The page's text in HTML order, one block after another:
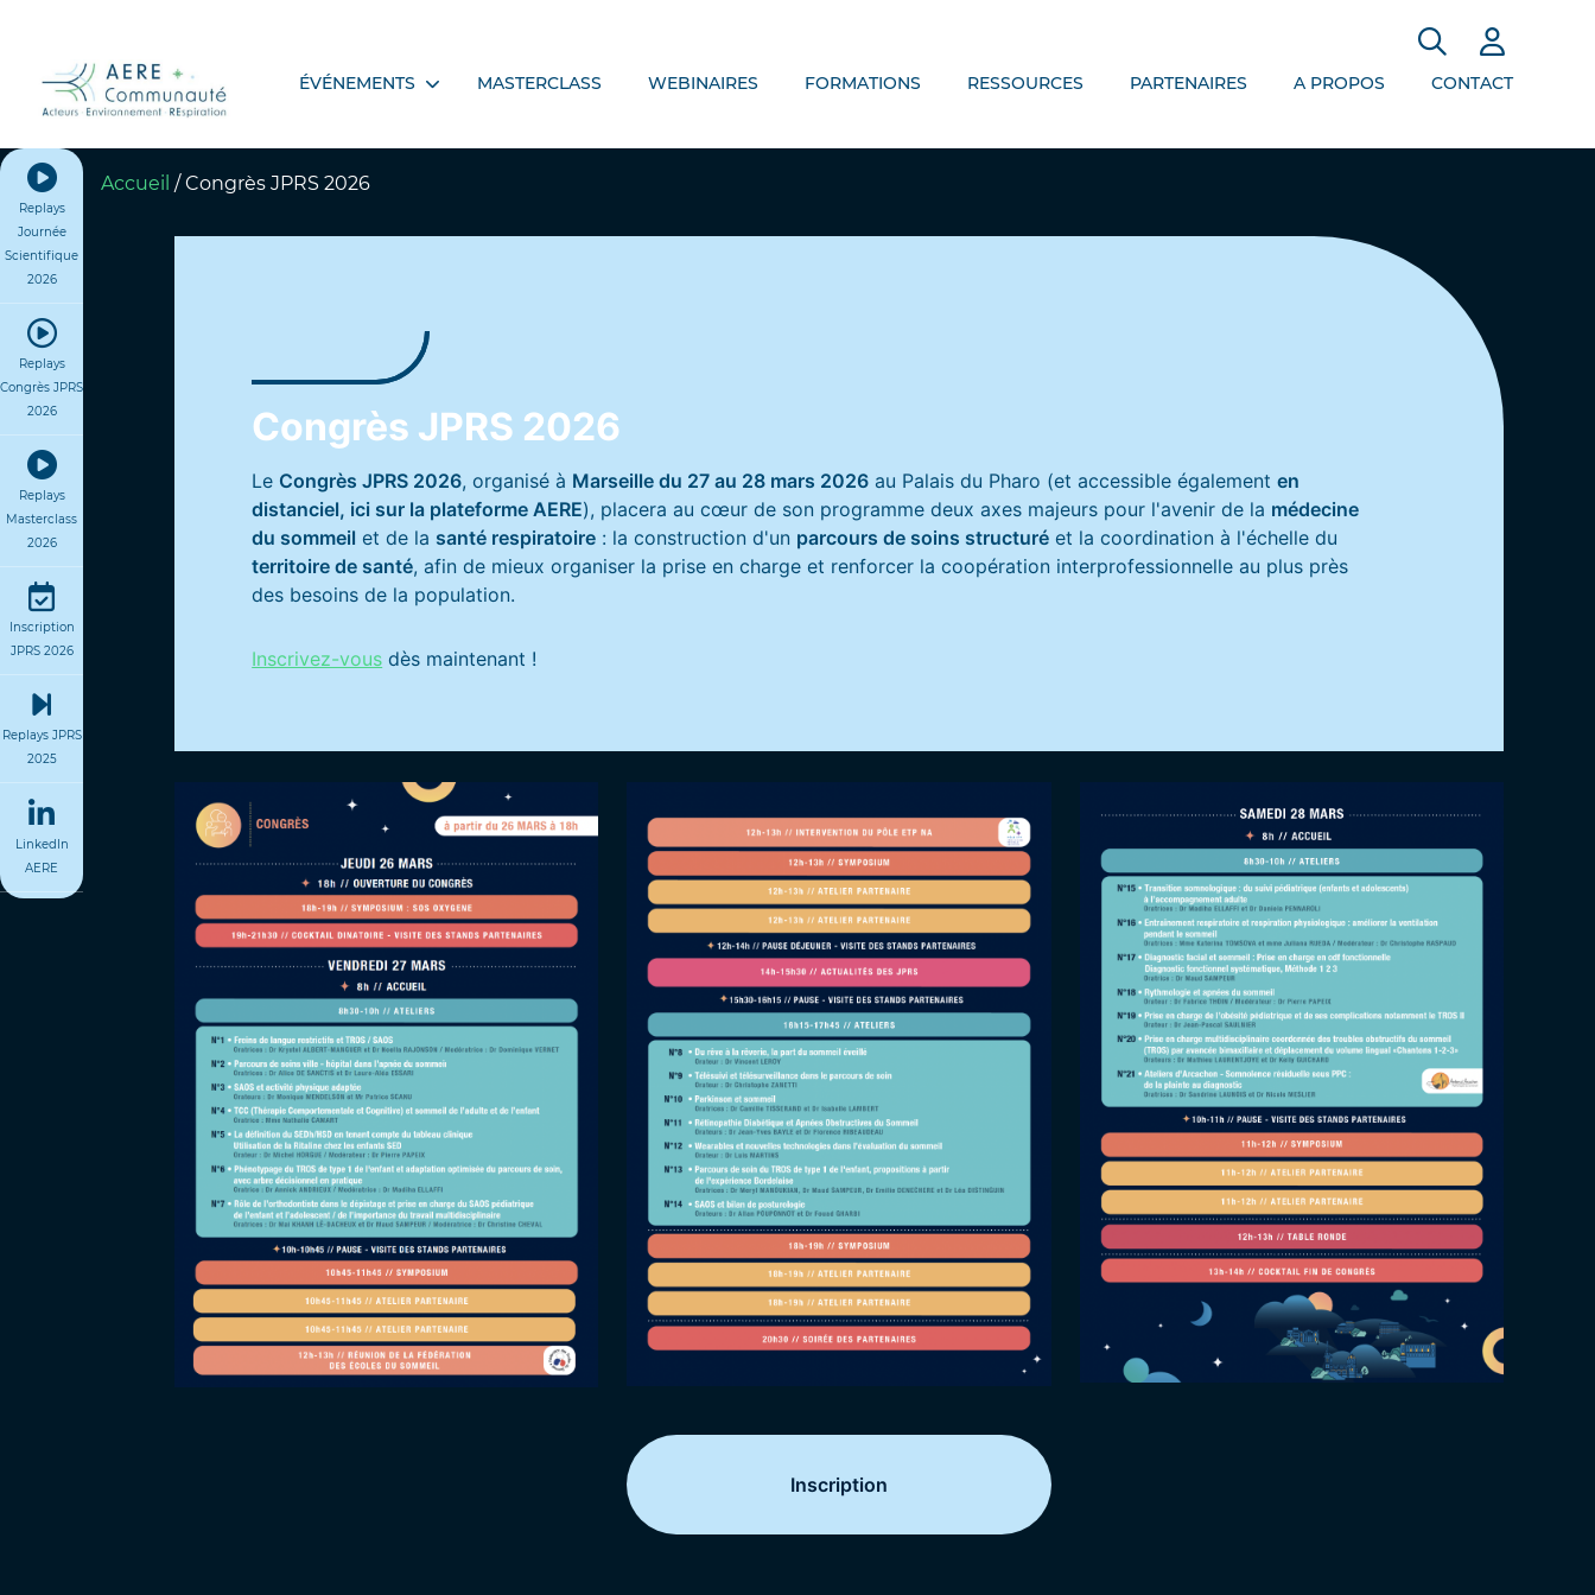
ÉVÉNEMENTS MASTERCLASS WEBINAIRES FORMATIONS RESSOURCES PARTENAIRES A PROPOS CONTACT
Accueil /Congrès JPRS 2026
Congrès JPRS 2026
Le Congrès JPRS 2026, organisé à Marseille du 27 au 28 mars 2026 au Palais du Pharo (et accessible égalementen
distanciel, ici sur la plateforme AERE), placera au cœur de son programme deux axes majeurs pour l'avenir de la médecine
du sommeil et de la santé respiratoire : la construction d'un parcours de soins structuré et la coordination à l'échelle du
territoire de santé, afin de mieux organiser la prise en charge et renforcer la coopération interprofessionnelle au plus près
des besoins de la population.
Inscrivez-vous dès maintenant !
Inscription
Replays
Journée
Scientifique
2026
Replays
Congrès JPRS
2026
Replays
Masterclass
2026
Inscription
JPRS 2026
Replays JPRS
2025
LinkedIn
AERE